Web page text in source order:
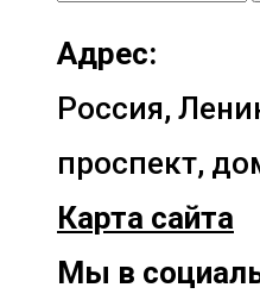
Адрес:
Россия,
проспект,
Карта сайта
Мы в